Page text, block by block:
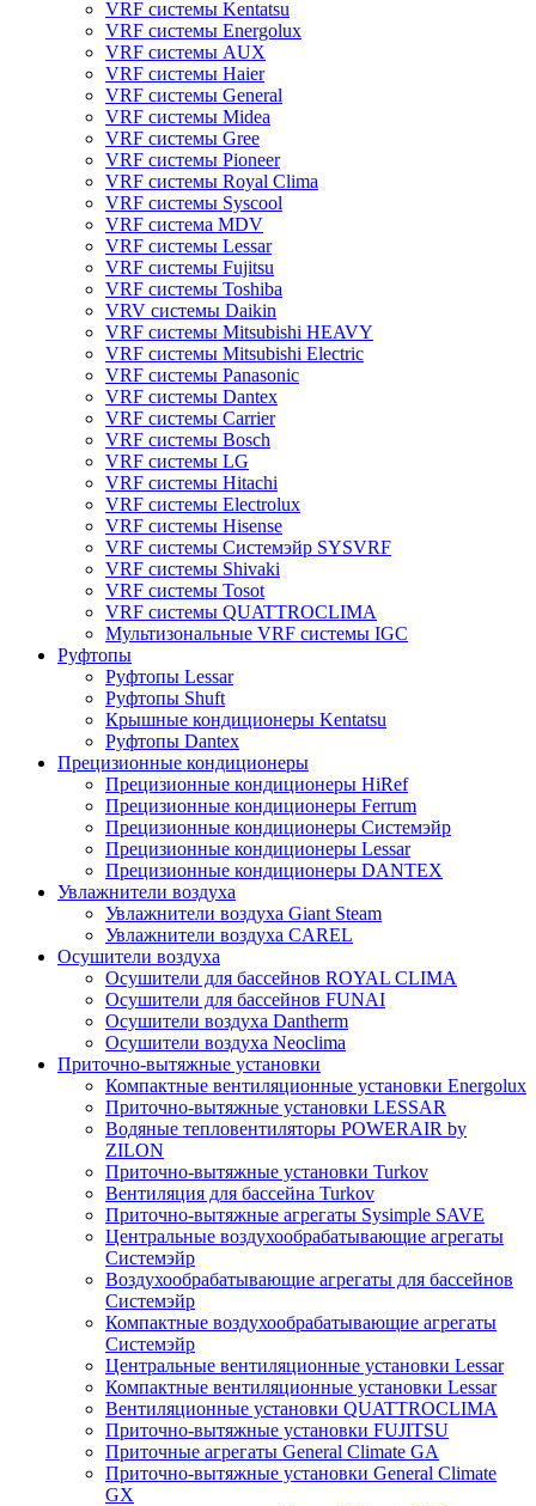
VRF системы Kentatsu
VRF системы Energolux
VRF системы AUX
VRF системы Haier
VRF системы General
VRF системы Midea
VRF системы Gree
VRF системы Pioneer
VRF системы Royal Clima
VRF системы Syscool
VRF система MDV
VRF системы Lessar
VRF системы Fujitsu
VRF системы Toshiba
VRV системы Daikin
VRF системы Mitsubishi HEAVY
VRF системы Mitsubishi Electric
VRF системы Panasonic
VRF системы Dantex
VRF системы Carrier
VRF системы Bosch
VRF системы LG
VRF системы Hitachi
VRF системы Electrolux
VRF системы Hisense
VRF системы Системэйр SYSVRF
VRF системы Shivaki
VRF системы Tosot
VRF системы QUATTROCLIMA
Мультизональные VRF системы IGC
Руфтопы
Руфтопы Lessar
Руфтопы Shuft
Крышные кондиционеры Kentatsu
Руфтопы Dantex
Прецизионные кондиционеры
Прецизионные кондиционеры HiRef
Прецизионные кондиционеры Ferrum
Прецизионные кондиционеры Системэйр
Прецизионные кондиционеры Lessar
Прецизионные кондиционеры DANTEX
Увлажнители воздуха
Увлажнители воздуха Giant Steam
Увлажнители воздуха CAREL
Осушители воздуха
Осушители для бассейнов ROYAL CLIMA
Осушители для бассейнов FUNAI
Осушители воздуха Dantherm
Осушители воздуха Neoclima
Приточно-вытяжные установки
Компактные вентиляционные установки Energolux
Приточно-вытяжные установки LESSAR
Водяные тепловентиляторы POWERAIR by
ZILON
Приточно-вытяжные установки Turkov
Вентиляция для бассейна Turkov
Приточно-вытяжные агрегаты Sysimple SAVE
Центральные воздухообрабатывающие агрегаты
Системэйр
Воздухообрабатывающие агрегаты для бассейнов
Системэйр
Компактные воздухообрабатывающие агрегаты
Системэйр
Центральные вентиляционные установки Lessar
Компактные вентиляционные установки Lessar
Вентиляционные установки QUATTROCLIMA
Приточно-вытяжные установки FUJITSU
Приточные агрегаты General Climate GA
Приточно-вытяжные установки General Climate
GX